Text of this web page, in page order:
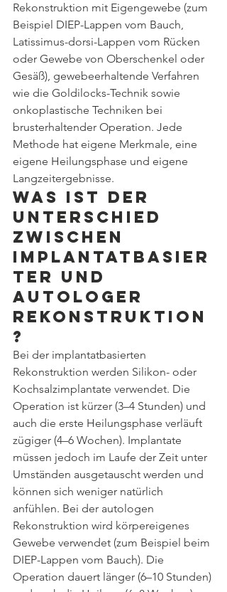
Rekonstruktion mit Eigengewebe (zum
Beispiel DIEP-Lappen vom Bauch,
Latissimus-dorsi-Lappen vom Rücken
oder Gewebe von Oberschenkel oder
Gesäß), gewebeerhaltende Verfahren
wie die Goldilocks-Technik sowie
onkoplastische Techniken bei
brusterhaltender Operation. Jede
Methode hat eigene Merkmale, eine
eigene Heilungsphase und eigene
Langzeitergebnisse.
Was ist der
Unterschied
zwischen
implantatbasier
ter und
autologer
Rekonstruktion
?
Bei der implantatbasierten
Rekonstruktion werden Silikon- oder
Kochsalzimplantate verwendet. Die
Operation ist kürzer (3–4 Stunden) und
auch die erste Heilungsphase verläuft
zügiger (4–6 Wochen). Implantate
müssen jedoch im Laufe der Zeit unter
Umständen ausgetauscht werden und
können sich weniger natürlich
anfühlen. Bei der autologen
Rekonstruktion wird körpereigenes
Gewebe verwendet (zum Beispiel beim
DIEP-Lappen vom Bauch). Die
Operation dauert länger (6–10 Stunden)